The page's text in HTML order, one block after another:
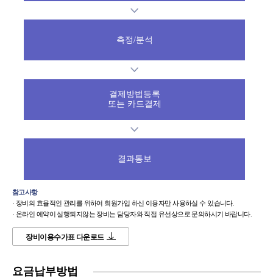
측정/분석
결제방법등록
또는 카드결제
결과통보
참고사항
· 장비의 효율적인 관리를 위하여 회원가입 하신 이용자만 사용하실 수 있습니다.
· 온라인 예약이 실행되지않는 장비는 담당자와 직접 유선상으로 문의하시기 바랍니다.
장비이용수가표 다운로드
요금납부방법